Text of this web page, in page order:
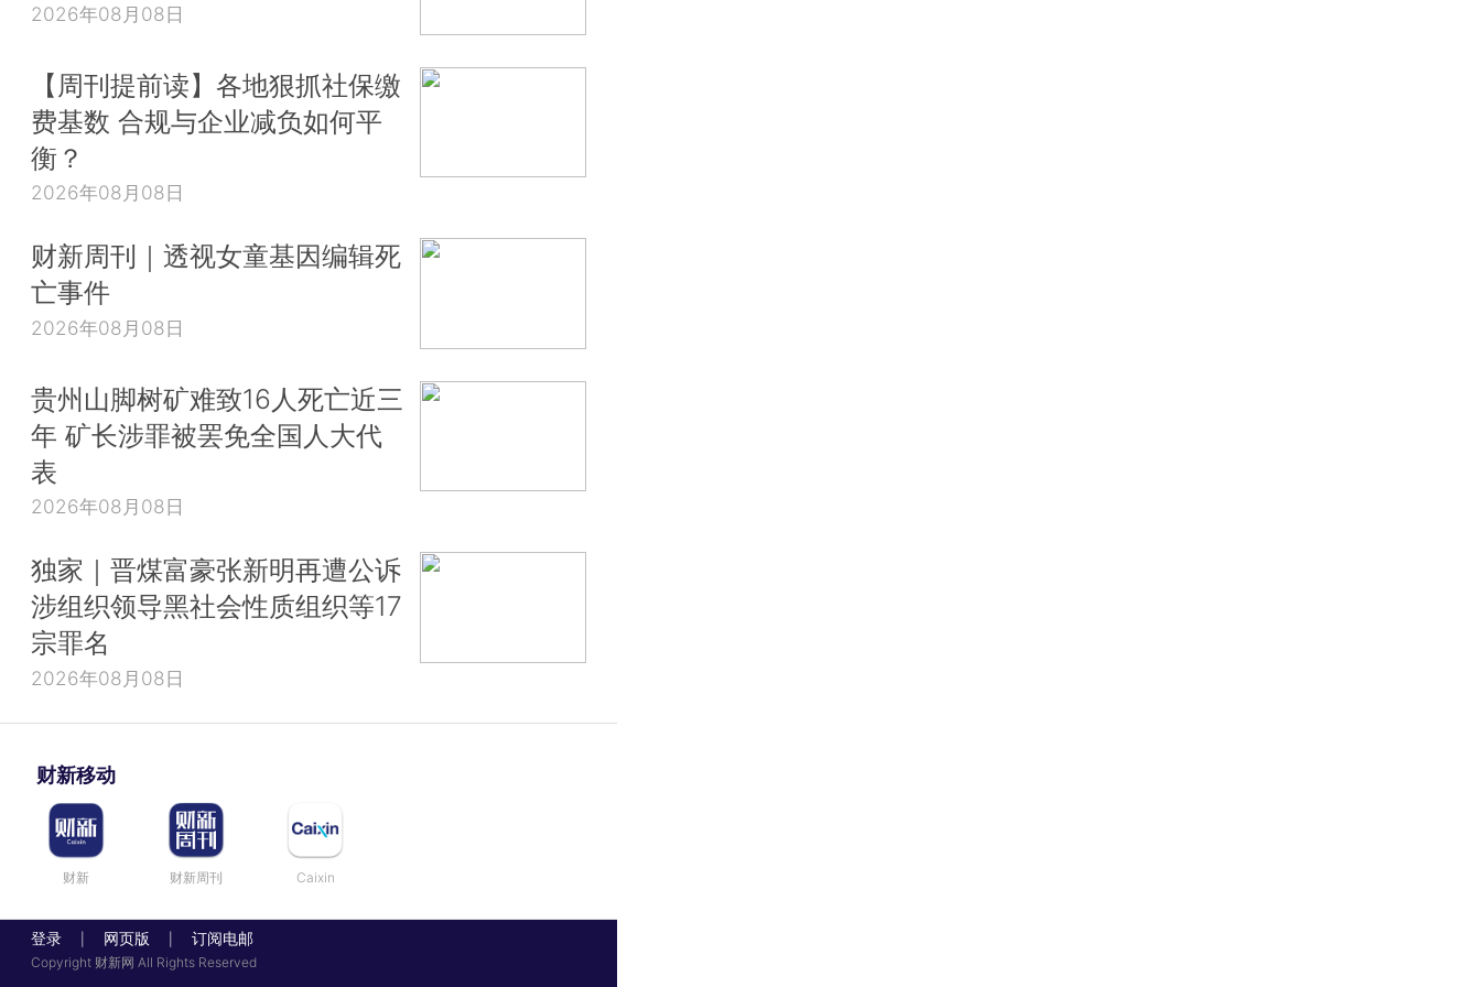
2026年08月08日
【周刊提前读】各地狠抓社保缴
费基数 合规与企业减负如何平
衡？
2026年08月08日
财新周刊｜透视女童基因编辑死
亡事件
2026年08月08日
贵州山脚树矿难致16人死亡近三
年 矿长涉罪被罢免全国人大代
表
2026年08月08日
独家｜晋煤富豪张新明再遭公诉
涉组织领导黑社会性质组织等17
宗罪名
2026年08月08日
财新移动
财新 财新周刊 Caixin
登录 网页版 订阅电邮
Copyright 财新网 All Rights Reserved